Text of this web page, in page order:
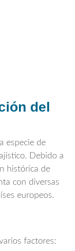
del
especie de
Debido a
histórica de
con diversas
europeos.
factores: